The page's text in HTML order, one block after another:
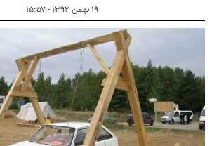
۱۹ بهمن ۱۳۹۲ - ۱۵:۵۷